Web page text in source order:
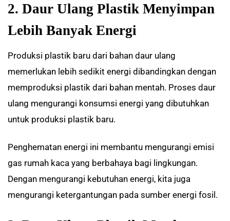
2. Daur Ulang Plastik Menyimpan
Lebih Banyak Energi
Produksi plastik baru dari bahan daur ulang
memerlukan lebih sedikit energi dibandingkan dengan
memproduksi plastik dari bahan mentah. Proses daur
ulang mengurangi konsumsi energi yang dibutuhkan
untuk produksi plastik baru.
Penghematan energi ini membantu mengurangi emisi
gas rumah kaca yang berbahaya bagi lingkungan.
Dengan mengurangi kebutuhan energi, kita juga
mengurangi ketergantungan pada sumber energi fosil.